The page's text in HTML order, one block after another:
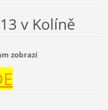
v Kolíně
zobrazí